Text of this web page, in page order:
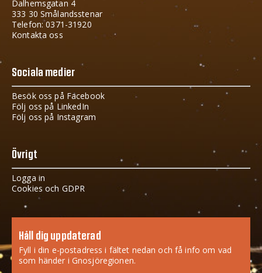
Dalhemsgatan 4
333 30 Smålandsstenar
Telefon: 0371-31920
Kontakta oss
Sociala medier
Besök oss på Facebook
Följ oss på LinkedIn
Följ oss på Instagram
Övrigt
Logga in
Cookies och GDPR
Håll dig uppdaterad
Fyll i din e-postadress i fältet nedan och få info om vad
som händer i Gnosjöregionen.